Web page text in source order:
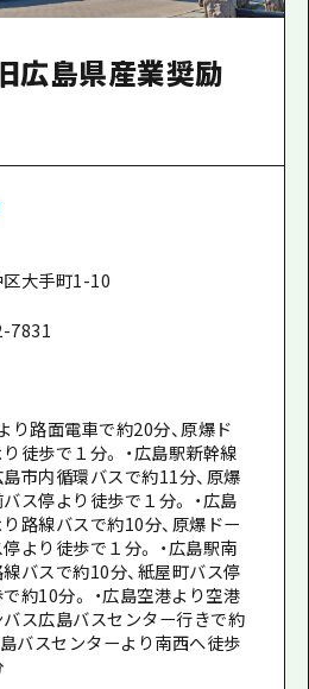
広島県産業奨励
大手町1-10
7831
り路面電車で約20分、原爆ド
徒歩で１分。 ・広島駅新幹線
市内循環バスで約11分、原爆
ス停より徒歩で１分。 ・広島
路線バスで約10分、原爆ドー
より徒歩で１分。 ・広島駅南
バスで約10分、紙屋町バス停
約10分。 ・広島空港より空港
バス広島バスセンター行きで約
バスセンターより南西へ徒歩